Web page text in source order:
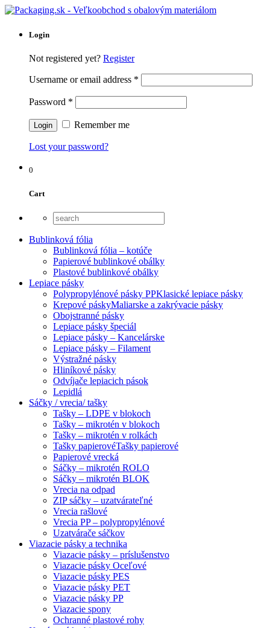
Login
Not registered yet? Register
Username or email address *
Password *
Remember me
Lost your password?
0
Cart
Bublinková fólia
Bublinková fólia – kotúče
Papierové bublinkové obálky
Plastové bublinkové obálky
Lepiace pásky
Polypropylénové pásky PPKlasické lepiace pásky
Krepové páskyMaliarske a zakrývacie pásky
Obojstranné pásky
Lepiace pásky špeciál
Lepiace pásky – Kancelárske
Lepiace pásky – Filament
Výstražné pásky
Hliníkové pásky
Odvíjače lepiacich pások
Lepidlá
Sáčky / vrecia/ tašky
Tašky – LDPE v blokoch
Tašky – mikrotén v blokoch
Tašky – mikrotén v rolkách
Tašky papierovéTašky papierové
Papierové vrecká
Sáčky – mikrotén ROLO
Sáčky – mikrotén BLOK
Vrecia na odpad
ZIP sáčky – uzatvárateľné
Vrecia rašlové
Vrecia PP – polypropylénové
Uzatvárače sáčkov
Viazacie pásky a technika
Viazacie pásky – príslušenstvo
Viazacie pásky Oceľové
Viazacie pásky PES
Viazacie pásky PET
Viazacie pásky PP
Viazacie spony
Ochranné plastové rohy